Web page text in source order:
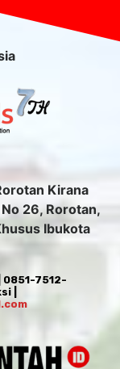
Kirana
26, Rorotan,
Ibukota
| 0851-7512-
|